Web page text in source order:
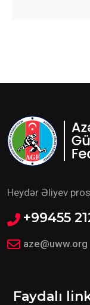
Heydər Əliyev
+99455
aze@uww.org
Faydalı